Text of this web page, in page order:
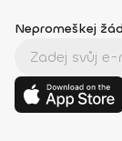
Nepromeškej